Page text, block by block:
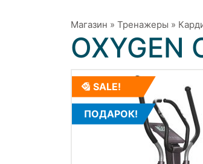
Магазин » Тренажеры »
OXYGEN
SALE!
ПОДАРОК!